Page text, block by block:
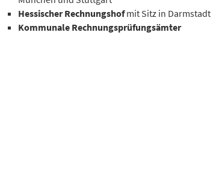
Hessischer Rechnungshofmit Sitz in Darmstadt
Kommunale Rechnungsprüfungsämter